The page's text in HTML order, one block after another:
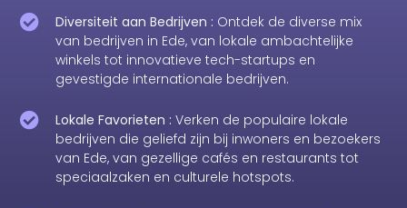
Diversiteit aan Bedrijven : Ontdek de diverse mix
van bedrijven in Ede, van lokale ambachtelijke
winkels tot innovatieve tech-startups en
gevestigde internationale bedrijven.
Lokale Favorieten : Verken de populaire lokale
bedrijven die geliefd zijn bij inwoners en bezoekers
van Ede, van gezellige cafés en restaurants tot
speciaalzaken en culturele hotspots.